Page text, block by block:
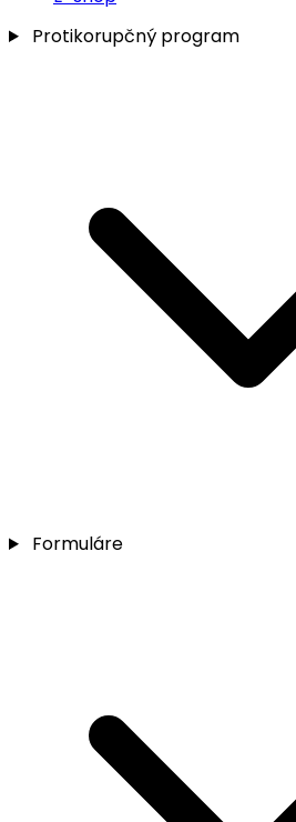
Protikorupčný program
Formuláre